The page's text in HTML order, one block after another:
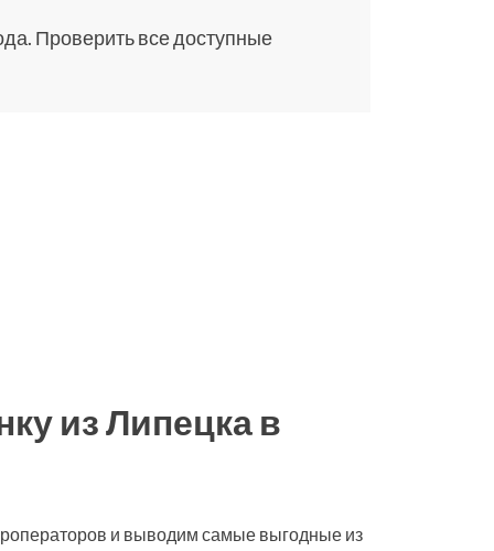
Проверить все доступные
из Липецка в
и выводим самые выгодные из